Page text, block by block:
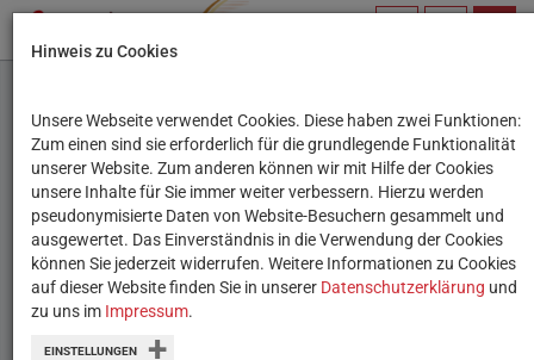
Spannende Termine im
Dezember
Diese Termine im Dezember 2018
könnten speziell für Sie als Lehrkraft
interessant sein.
Hinweis zu Cookies
Unsere Webseite verwendet Cookies. Diese haben zwei Funktionen:
Zum einen sind sie erforderlich für die grundlegende Funktionalität
unserer Website. Zum anderen können wir mit Hilfe der Cookies
unsere Inhalte für Sie immer weiter verbessern. Hierzu werden
pseudonymisierte Daten von Website-Besuchern gesammelt und
ausgewertet. Das Einverständnis in die Verwendung der Cookies
können Sie jederzeit widerrufen. Weitere Informationen zu Cookies
auf dieser Website finden Sie in unserer Datenschutzerklärung und
zu uns im Impressum.
EINSTELLUNGEN